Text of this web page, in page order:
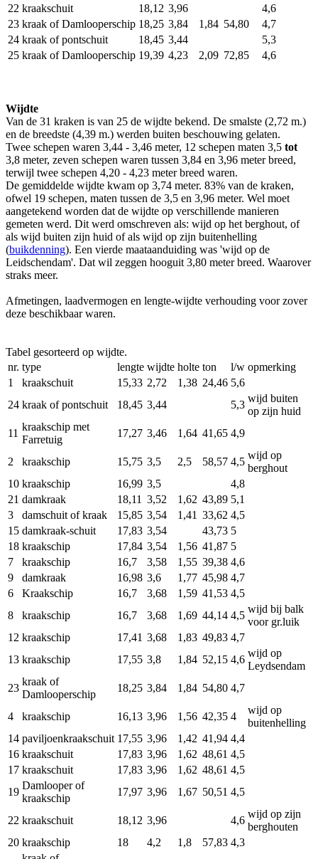
22 kraakschuit 18,12 3,96
4,6
23 kraak of Damlooperschip 18,25 3,84 1,84 54,80
4,7
24 kraak of pontschuit 18,45 3,44
5,3
25 kraak of Damlooperschip 19,39 4,23 2,09 72,85 4,6
Wijdte
Van de 31 kraken is van 25 de wijdte bekend. De smalste (2,72 m.)
en de breedste (4,39 m.) werden buiten beschouwing gelaten.
Twee schepen waren 3,44 - 3,46 meter, 12 schepen maten 3,5 tot
3,8 meter, zeven schepen waren tussen 3,84 en 3,96 meter breed,
terwijl twee schepen 4,20 - 4,23 meter breed waren.
De gemiddelde wijdte kwam op 3,74 meter. 83% van de kraken,
ofwel 19 schepen, maten tussen de 3,5 en 3,96 meter. Wel moet
aangetekend worden dat de wijdte op verschillende manieren
gemeten werd. Dit werd omschreven als: wijd op het berghout, of
als wijd buiten zijn huid of als wijd op zijn buitenhelling
(buikdenning). Een vierde maataanduiding was 'wijd op de
Leidschendam'. Dat wil zeggen hooguit 3,80 meter breed. Waarover
straks meer.
Afmetingen, laadvermogen en lengte-wijdte verhouding voor zover
deze beschikbaar waren.
Tabel gesorteerd op wijdte.
nr. type lengte wijdte holte ton l/w opmerking
1
kraakschuit 15,33 2,72 1,38 24,46 5,6
24 kraak of pontschuit 18,45 3,44 5,3
wijd buiten
op zijn huid
11
kraakschip met
Farretuig
17,27 3,46 1,64 41,65 4,9
2 kraakschip 15,75 3,5 2,5 58,57 4,5
wijd op
berghout
10 kraakschip 16,99 3,5
4,8
21 damkraak 18,11 3,52 1,62 43,89 5,1
3
damschuit of kraak 15,85 3,54 1,41 33,62 4,5
15 damkraak‐schuit 17,83 3,54 43,73 5
18 kraakschip 17,84 3,54 1,56 41,87 5
7
kraakschip 16,7 3,58 1,55 39,38 4,6
9
damkraak 16,98 3,6 1,77 45,98 4,7
6
Kraakschip 16,7 3,68 1,59 41,53 4,5
8
kraakschip 16,7 3,68 1,69 44,14 4,5
wijd bij balk
voor gr.luik
12 kraakschip 17,41 3,68 1,83 49,83 4,7
13 kraakschip 17,55 3,8 1,84 52,15 4,6
wijd op
Leydsendam
23
kraak of
Damlooperschip
18,25 3,84 1,84 54,80 4,7
4 kraakschip 16,13 3,96 1,56 42,35 4
wijd op
buitenhelling
14 paviljoenkraakschuit 17,55 3,96 1,42 41,94 4,4
16 kraakschuit 17,83 3,96 1,62 48,61 4,5
17 kraakschuit 17,83 3,96 1,62 48,61 4,5
19
Damlooper of
kraakschip
17,97 3,96 1,67 50,51 4,5
22 kraakschuit 18,12 3,96 4,6
wijd op zijn
berghouten
20 kraakschip 18 4,2 1,8 57,83 4,3